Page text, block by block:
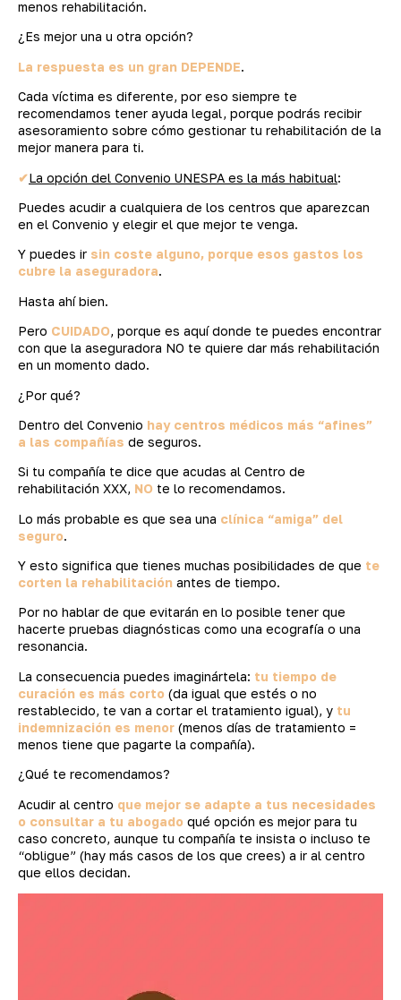
menos rehabilitación.
¿Es mejor una u otra opción?
La respuesta es un gran DEPENDE.
Cada víctima es diferente, por eso siempre te
recomendamos tener ayuda legal, porque podrás recibir
asesoramiento sobre cómo gestionar tu rehabilitación de la
mejor manera para ti.
✔La opción del Convenio UNESPA es la más habitual:
Puedes acudir a cualquiera de los centros que aparezcan
en el Convenio y elegir el que mejor te venga.
Y puedes ir sin coste alguno, porque esos gastos los
cubre la aseguradora.
Hasta ahí bien.
Pero CUIDADO, porque es aquí donde te puedes encontrar
con que la aseguradora NO te quiere dar más rehabilitación
en un momento dado.
¿Por qué?
Dentro del Convenio hay centros médicos más “afines”
a las compañías de seguros.
Si tu compañía te dice que acudas al Centro de
rehabilitación XXX, NO te lo recomendamos.
Lo más probable es que sea una clínica “amiga” del
seguro.
Y esto significa que tienes muchas posibilidades de que te
corten la rehabilitación antes de tiempo.
Por no hablar de que evitarán en lo posible tener que
hacerte pruebas diagnósticas como una ecografía o una
resonancia.
La consecuencia puedes imaginártela: tu tiempo de
curación es más corto (da igual que estés o no
restablecido, te van a cortar el tratamiento igual), y tu
indemnización es menor (menos días de tratamiento =
menos tiene que pagarte la compañía).
¿Qué te recomendamos?
Acudir al centro que mejor se adapte a tus necesidades
o consultar a tu abogado qué opción es mejor para tu
caso concreto, aunque tu compañía te insista o incluso te
“obligue” (hay más casos de los que crees) a ir al centro
que ellos decidan.